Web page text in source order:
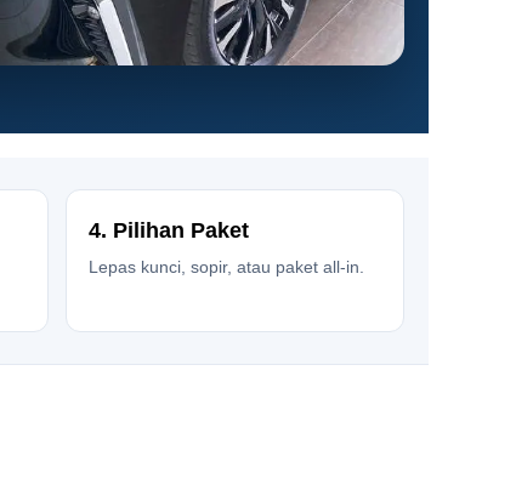
4. Pilihan Paket
Lepas kunci, sopir, atau paket all-in.